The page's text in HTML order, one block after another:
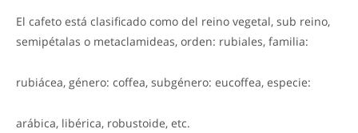
El cafeto está clasificado como del reino vegetal, sub reino,
semipétalas o metaclamideas, orden: rubiales, familia:
rubiácea, género: coffea, subgénero: eucoffea, especie:
arábica, libérica, robustoide, etc.